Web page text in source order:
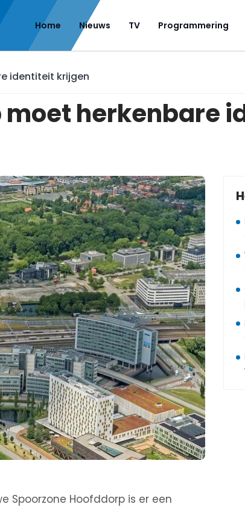
Home Nieuws TV Programmering
identiteit krijgen
moet herkenbare
Spoorzone Hoofddorp is er een